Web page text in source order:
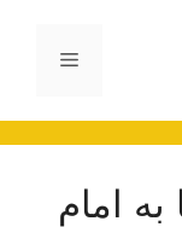
فهرست
امام